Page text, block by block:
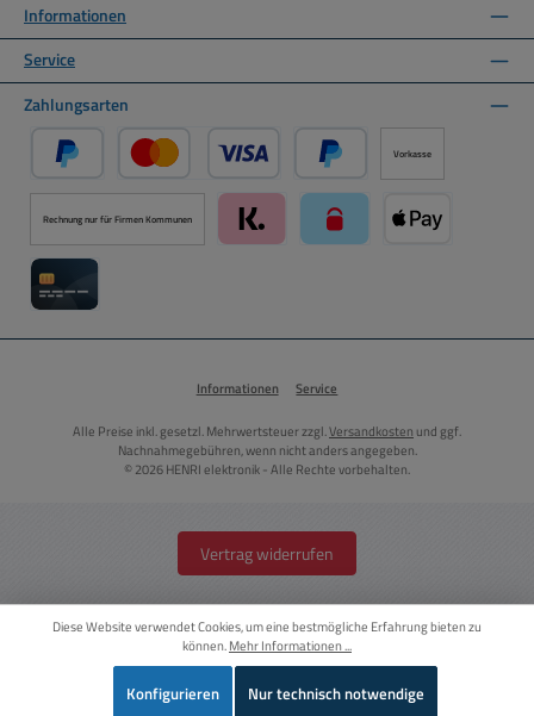
Informationen
Service
Zahlungsarten
PayPal Kredit- oder Debitkarte über PayPal
Später Bezahlen über PayPal
Vorkasse
Rechnung nur für Firmen Kommunen
Informationen Service
Alle Preise inkl. gesetzl. Mehrwertsteuer zzgl.Versandkosten und ggf.
Nachnahmegebühren, wenn nicht anders angegeben.
© 2026 HENRI elektronik - Alle Rechte vorbehalten.
Vertrag widerrufen
Diese Website verwendet Cookies, um eine bestmögliche Erfahrung bieten zu
können.Mehr Informationen ...
Nur technisch notwendige
Konfigurieren